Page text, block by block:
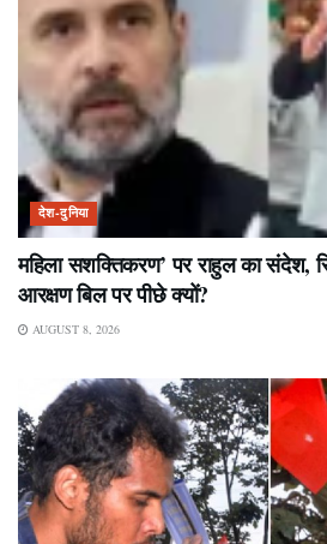
देश-दुनिया
महिला सशक्तिकरण’ पर राहुल का संदेश,
आरक्षण बिल पर पीछे क्यों?
AUGUST 8, 2026